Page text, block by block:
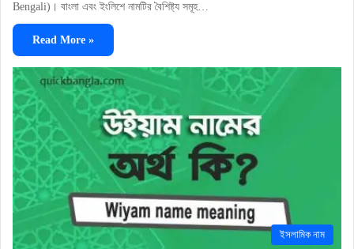
Bengali)। বাংলা এবং ইংলিশে নামটির বৈশিষ্ট্য সমূহ…
Read More »
ইসলামিক নাম